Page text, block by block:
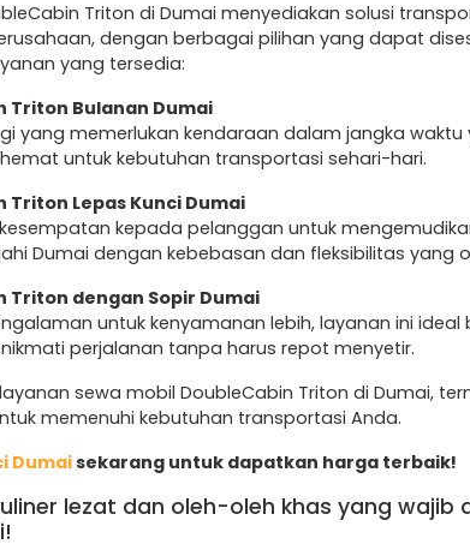
Triton di Dumai menyediakan solusi
dengan berbagai pilihan yang dapat
yang tersedia:
Triton Bulanan Dumai
yang memerlukan kendaraan dalam jangka waktu
untuk kebutuhan transportasi sehari-hari.
Triton Lepas Kunci Dumai
kepada pelanggan untuk
Dumai dengan kebebasan dan fleksibilitas yang
Triton dengan Sopir Dumai
untuk kenyamanan lebih, layanan ini
perjalanan tanpa harus repot menyetir.
sewa mobil DoubleCabin Triton di Dumai,
memenuhi kebutuhan transportasi Anda.
Dumaisekarang untuk dapatkan harga terbaik!
lezat dan oleh-oleh khas yang wajib